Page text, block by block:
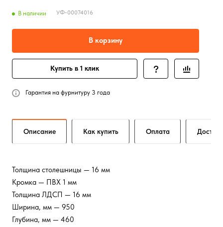
В наличии УФ-00074016
В корзину
Купить в 1 клик
Гарантия на фурнитуру 3 года
Описание Как купить Оплата
Толщина столешницы — 16 мм
Кромка — ПВХ 1 мм
Толщина ЛДСП — 16 мм
Ширина, мм — 950
Глубина, мм — 460